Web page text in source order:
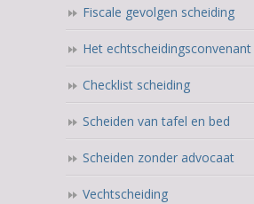
Fiscale gevolgen scheiding
Het echtscheidingsconvenant
Checklist scheiding
Scheiden van tafel en bed
Scheiden zonder advocaat
Vechtscheiding